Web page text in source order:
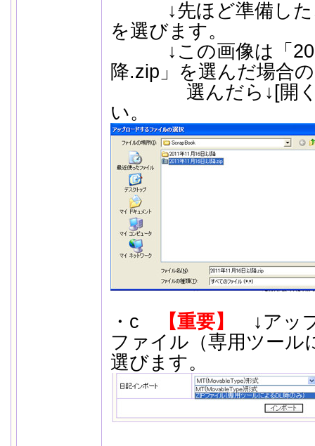
↓先ほど準備した
を選びます。
↓この画像は「
降.zip」を選んだ場合
選んだら↓[開く]
い。
・c 【重要】
↓アッ
ファイル（専用ツール
選びます。